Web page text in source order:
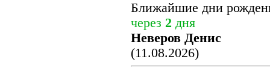
Ближайшие дни
через 2 дня
Неверов Денис
(11.08.2026)